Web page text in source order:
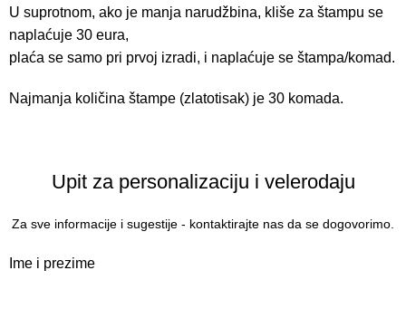
U suprotnom, ako je manja narudžbina, kliše za štampu se
naplaćuje 30 eura,
plaća se samo pri prvoj izradi, i naplaćuje se štampa/komad.
Najmanja količina štampe (zlatotisak) je 30 komada.
Upit za personalizaciju i velerodaju
Za sve informacije i sugestije - kontaktirajte nas da se dogovorimo.
Ime i prezime